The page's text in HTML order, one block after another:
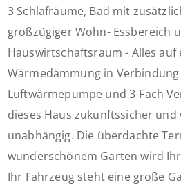
3 Schlafräume, Bad mit
großzügiger Wohn- Essbereich
Hauswirtschaftsraum - Alles auf
Wärmedämmung in
Luftwärmepumpe und 3-Fach
dieses Haus zukunftssicher
unabhängig. Die überdachte
wunderschönem Garten wird
Ihr Fahrzeug steht eine große